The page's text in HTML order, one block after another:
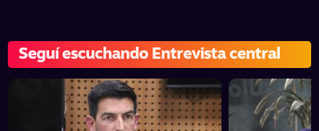
Seguí escuchando Entrevista central